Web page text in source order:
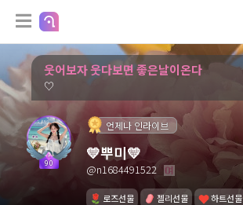
웃어보자 웃다보면 좋은날이온다
♡
90
언제나 인라이브
💛뿌미💛
@n1684491522
로즈선물 젤리선물 하트선물